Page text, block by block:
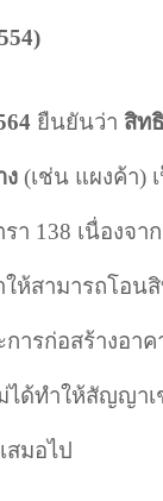
ยืนยันว่า สิท
ง (เช่น แผงค้า)
า 138 เนื่องจา
ให้สามารถโอน
ารก่อสร้างอา
ได้ทำให้สัญญา
สมอไป